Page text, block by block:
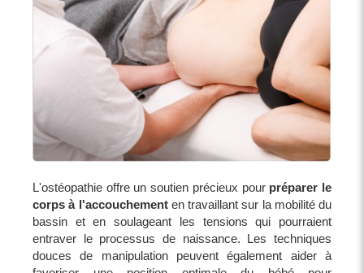
L'ostéopathie offre un soutien précieux pour préparer le
corps à l'accouchementen travaillant sur la mobilité du
bassin et en soulageant les tensions qui pourraient
entraver le processus de naissance. Les techniques
douces de manipulation peuvent également aider à